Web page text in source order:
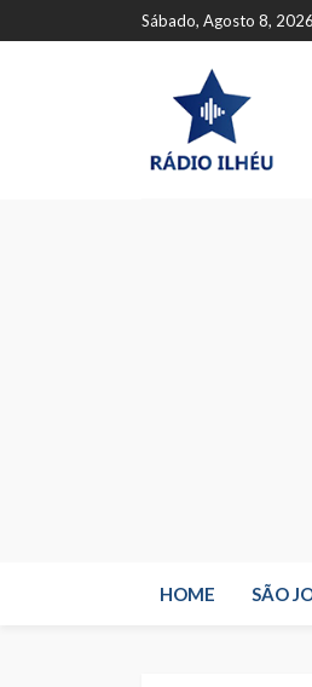
Sábado, Agosto 8, 2026
HOME SÃO